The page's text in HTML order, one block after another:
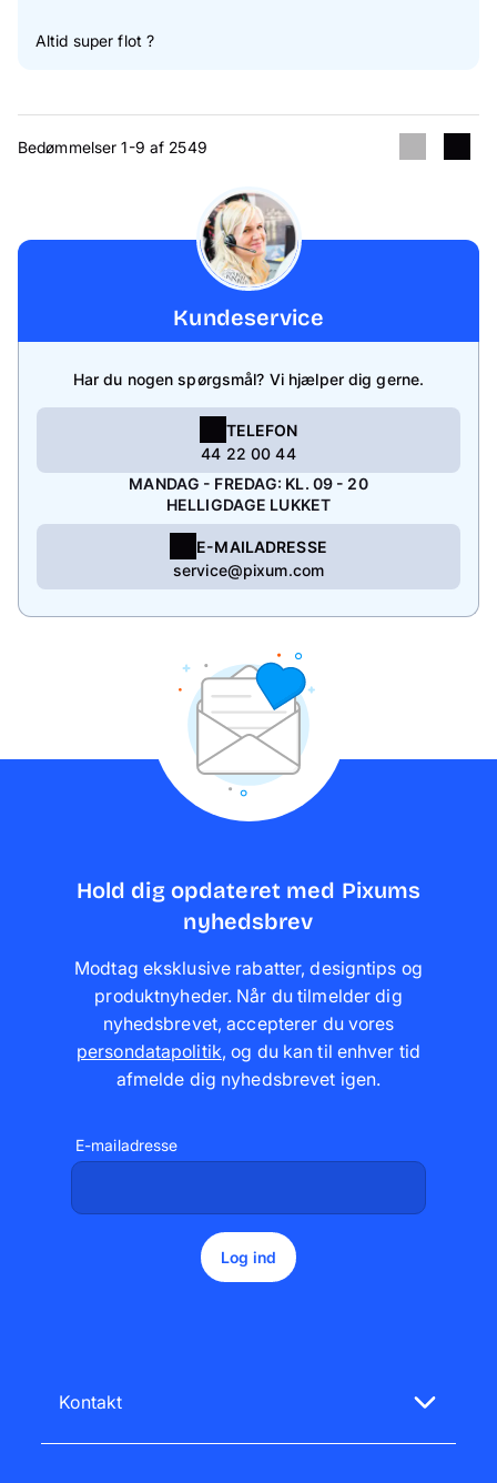
Altid super flot ?
Bedømmelser 1-9 af 2549
Kundeservice
Har du nogen spørgsmål? Vi hjælper dig gerne.
TELEFON
44 22 00 44
MANDAG - FREDAG: KL. 09 - 20
HELLIGDAGE LUKKET
E-MAILADRESSE
service@pixum.com
Hold dig opdateret med Pixums
nyhedsbrev
Modtag eksklusive rabatter, designtips og
produktnyheder. Når du tilmelder dig
nyhedsbrevet, accepterer du vores
persondatapolitik,og du kan til enhver tid
afmelde dig nyhedsbrevet igen.
E-mailadresse
Log ind
Kontakt
Vores kundeservice hjælper dig gerne!